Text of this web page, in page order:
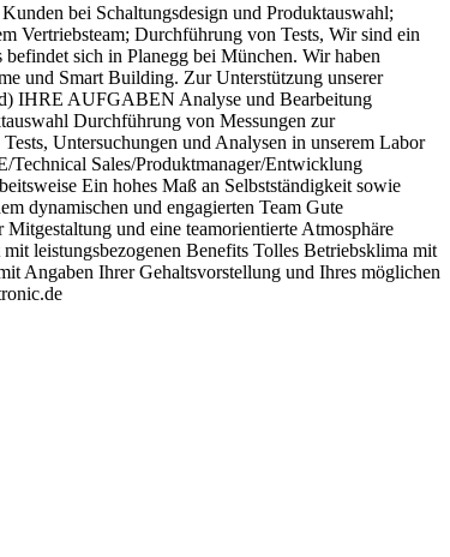
bei Schaltungsdesign und Produktauswahl;
Vertriebsteam; Durchführung von Tests, Wir sind ein
sich in Planegg bei München. Wir haben
und Smart Building. Zur Unterstützung unserer
IHRE AUFGABEN Analyse und Bearbeitung
Durchführung von Messungen zur
Untersuchungen und Analysen in unserem Labor
Sales/Produktmanager/Entwicklung
Ein hohes Maß an Selbstständigkeit sowie
dynamischen und engagierten Team Gute
und eine teamorientierte Atmosphäre
leistungsbezogenen Benefits Tolles Betriebsklima mit
Angaben Ihrer Gehaltsvorstellung und Ihres möglichen